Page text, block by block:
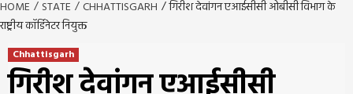
HOME STATE CHHATTISGARH
गिरीश देवांगन एआईसीसी ओबीसी विभाग के
राष्ट्रीय कॉर्डिनेटर नियुक्त
Chhattisgarh